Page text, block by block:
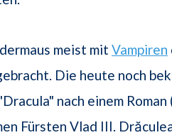
meist mit Vampiren
Die heute noch
nach einem Roman
Fürsten Vlad III.